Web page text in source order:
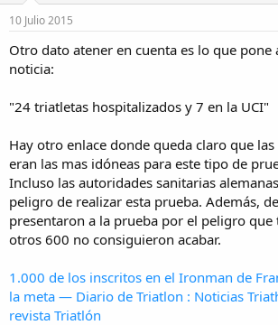
e
s
10 Julio 2015
Otro dato atener en cuenta es lo que pone
noticia:
"24 triatletas hospitalizados y 7 en la UCI"
Hay otro enlace donde queda claro que
eran las mas idóneas para este tipo de
Incluso las autoridades sanitarias
peligro de realizar esta prueba. Además,
presentaron a la prueba por el peligro que
otros 600 no consiguieron acabar.
1.000 de los inscritos en el Ironman de
la meta — Diario de Triatlon : Noticias
revista Triatlón